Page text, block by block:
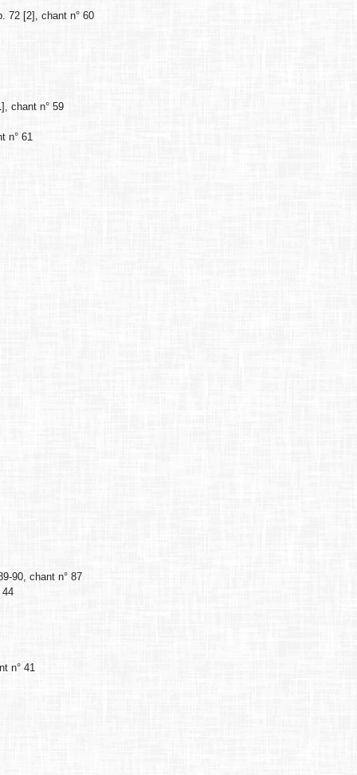
72 [2], chant n° 60
chant n° 59
n° 61
90, chant n° 87
n° 41